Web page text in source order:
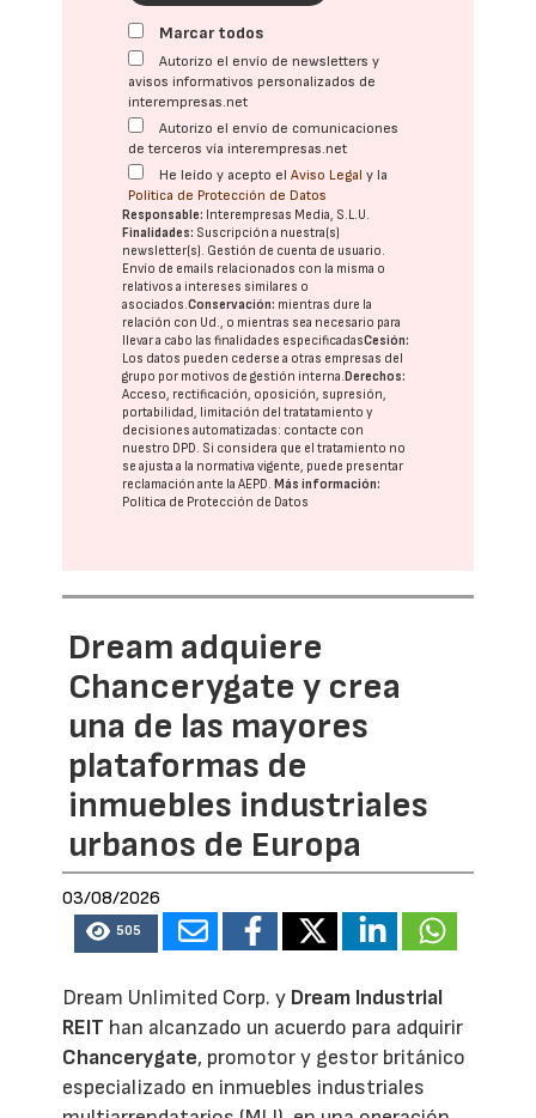
Marcar todos
Autorizo el envío de newsletters y
avisos informativos personalizados de
interempresas.net
Autorizo el envío de comunicaciones
de terceros vía interempresas.net
He leído y acepto elAviso Legal y la
Política de Protección de Datos
Responsable: Interempresas Media, S.L.U.
Finalidades: Suscripción a nuestra(s)
newsletter(s). Gestión de cuenta de usuario.
Envío de emails relacionados con la misma o
relativos a intereses similares o
asociados.Conservación: mientras dure la
relación con Ud., o mientras sea necesario para
llevar a cabo las finalidades especificadasCesión:
Los datos pueden cederse a otras empresas del
grupo por motivos de gestión interna. Derechos:
Acceso, rectificación, oposición, supresión,
portabilidad, limitación del tratatamiento y
decisiones automatizadas: contacte con
nuestro DPD. Si considera que el tratamiento no
se ajusta a la normativa vigente, puede presentar
reclamación ante laAEPD. Más información:
Política de Protección de Datos
Dream adquiere
Chancerygate y crea
una de las mayores
plataformas de
inmuebles industriales
urbanos de Europa
03/08/2026
505
Dream Unlimited Corp. y Dream Industrial
REIT han alcanzado un acuerdo para adquirir
Chancerygate, promotor y gestor británico
especializado en inmuebles industriales